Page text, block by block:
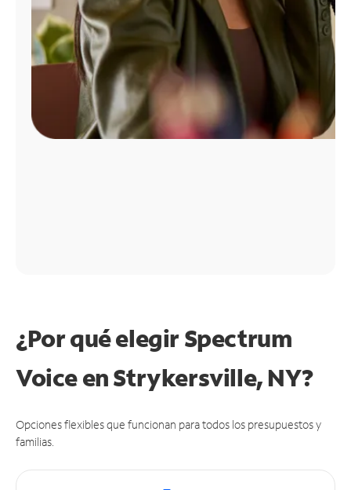
¿Por qué elegir Spectrum
Voice en Strykersville, NY?
Opciones flexibles que funcionan para todos los presupuestos y
familias.